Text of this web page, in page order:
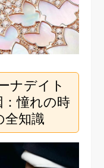
ナデイト
憧れの時
全知識